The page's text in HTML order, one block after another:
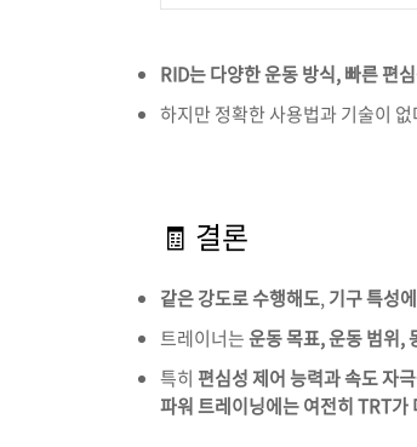
RID는다양한운동방식,빠른 편
하지만정확한사용법과 기술이 없
🧾 결론
같은강도로수행해도, 기구특성에
트레이너는운동목표,운동범위,
특히 편심성제어능력과속도자
파워트레이닝에는여전히TRT가